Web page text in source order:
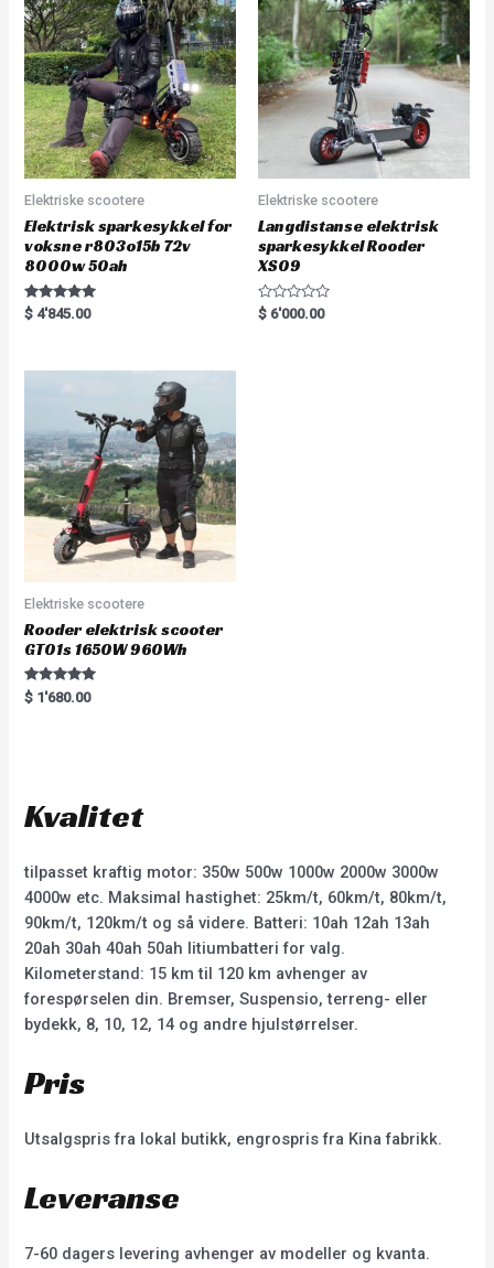
t
o
f
5
Elektriske scootere
Elektrisk sparkesykkel for
voksne r803o15b 72v
8000w 50ah
Rated
5.00
$ 4'845.00
Elektriske scootere
Langdistanse elektrisk
sparkesykkel Rooder
XS09
R
a
$ 6'000.00
Elektriske scootere
Rooder elektrisk scooter
GT01s 1650W 960Wh
Rated
5.00
$ 1'680.00
Kvalitet
tilpasset kraftig motor: 350w 500w 1000w 2000w 3000w
4000w etc. Maksimal hastighet: 25km/t, 60km/t, 80km/t,
90km/t, 120km/t og så videre. Batteri: 10ah 12ah 13ah
20ah 30ah 40ah 50ah litiumbatteri for valg.
Kilometerstand: 15 km til 120 km avhenger av
forespørselen din. Bremser, Suspensio, terreng- eller
bydekk, 8, 10, 12, 14 og andre hjulstørrelser.
Pris
Utsalgspris fra lokal butikk, engrospris fra Kina fabrikk.
Leveranse
7-60 dagers levering avhenger av modeller og kvanta.